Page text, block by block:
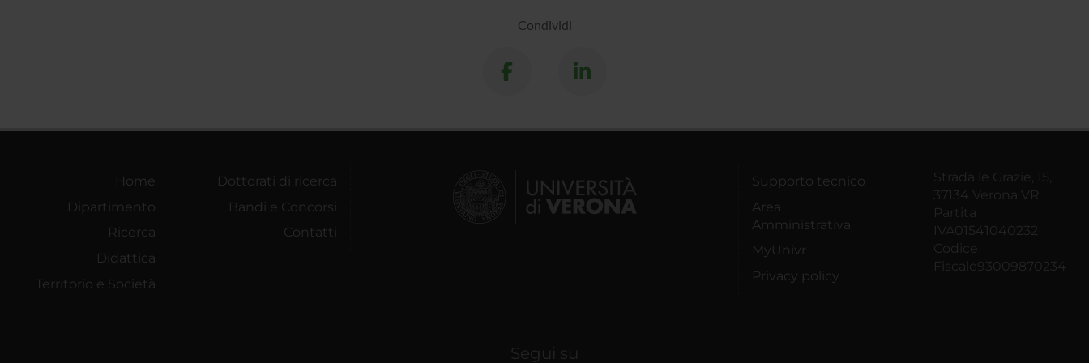
Condividi
Home
Dipartimento
Ricerca
Didattica
Territorio e Società
Dottorati di ricerca
Bandi e Concorsi
Contatti
Supporto tecnico
Area
Amministrativa
MyUnivr
Privacy policy
Strada le Grazie, 15,
37134 Verona VR
Partita
IVA01541040232
Codice
Fiscale93009870234
Segui su